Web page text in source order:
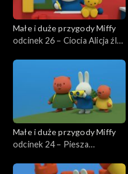
Małe i duże przygody Miffy
odcinek 26 – Ciocia Alicja źle
Małe i duże przygody Miffy
odcinek 24 – Piesza